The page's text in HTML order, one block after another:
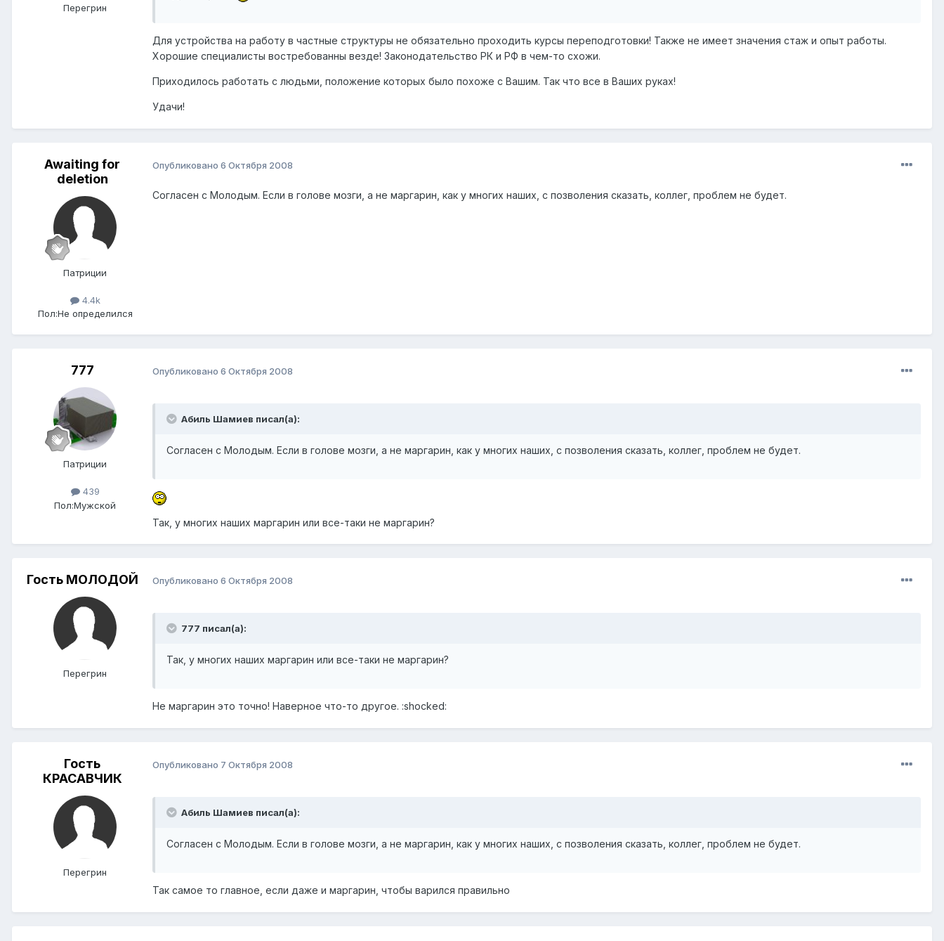
Перегрин
Для устройства на работу в частные структуры не обязательно проходить курсы переподготовки! Также не имеет значения стаж и опыт работы.
Хорошие специалисты востребованны везде! Законодательство РК и РФ в чем-то схожи.
Приходилось работать с людьми, положение которых было похоже с Вашим. Так что все в Ваших руках!
Удачи!
Awaiting for
deletion
Патриции
4.4k
Пол:Не определился
Опубликовано 6 Октября 2008
Согласен с Молодым. Если в голове мозги, а не маргарин, как у многих наших, с позволения сказать, коллег, проблем не будет.
777
Патриции
439
Пол:Мужской
Опубликовано 6 Октября 2008
Абиль Шамиев писал(а):
Согласен с Молодым. Если в голове мозги, а не маргарин, как у многих наших, с позволения сказать, коллег, проблем не будет.
Так, у многих наших маргарин или все-таки не маргарин?
Гость МОЛОДОЙ
Перегрин
Опубликовано 6 Октября 2008
777 писал(а):
Так, у многих наших маргарин или все-таки не маргарин?
Не маргарин это точно! Наверное что-то другое. :shocked:
Гость
КРАСАВЧИК
Перегрин
Опубликовано 7 Октября 2008
Абиль Шамиев писал(а):
Согласен с Молодым. Если в голове мозги, а не маргарин, как у многих наших, с позволения сказать, коллег, проблем не будет.
Так самое то главное, если даже и маргарин, чтобы варился правильно